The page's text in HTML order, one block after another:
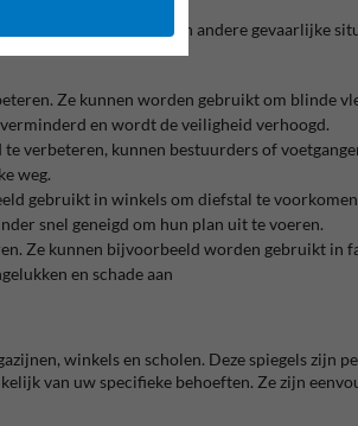
om ongelukken en andere gevaarlijke
Ze kunnen worden gebruikt om blinde
en wordt de veiligheid verhoogd.
verbeteren, kunnen bestuurders of
weg.
gebruikt in winkels om diefstal te
snel geneigd om hun plan uit te voeren.
Ze kunnen bijvoorbeeld worden gebruikt in
en schade aan
winkels en scholen. Deze spiegels zijn
van uw specifieke behoeften. Ze zijn